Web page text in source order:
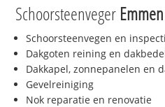
Schoorsteenveger
Schoorsteenvegen en
Dakgoten reining en
Dakkapel, zonnepanelen en
Gevelreiniging
Nok reparatie en renovatie